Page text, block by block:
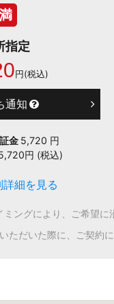
指定
円(税込)
通知
金 5,720 円
円 (税込)
細を見る
ングにより、ご希望に
だいた際に、ご契約